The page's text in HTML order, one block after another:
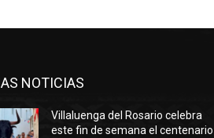
NOTICIAS
Villaluenga del Rosario celebra
este fin de semana el centenario